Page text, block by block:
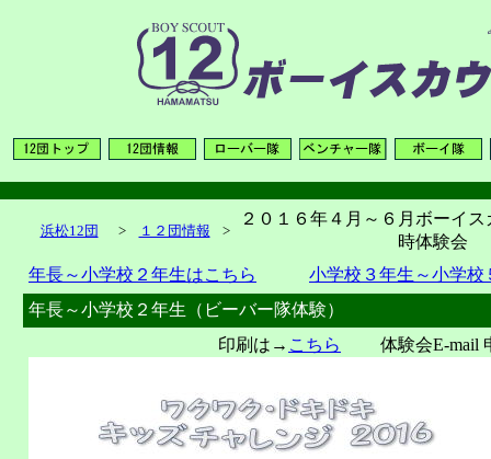
浜松12団 > １２団情報 >
２０１６年４月～６月ボーイ
時体験会
年長～小学校２年生はこちら
小学校３年生～小学校
年長～小学校２年生（ビーバー隊体験）
印刷は→ こちら 体験会E-mail